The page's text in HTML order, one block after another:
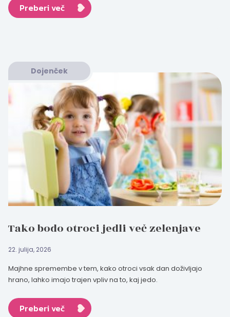
Preberi več
Dojenček
Tako bodo otroci jedli več zelenjave
22. julija, 2026
Majhne spremembe v tem, kako otroci vsak dan doživljajo
hrano, lahko imajo trajen vpliv na to, kaj jedo.
Preberi več